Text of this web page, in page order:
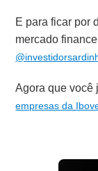
E para ficar por
mercado
Agora que
empresas da